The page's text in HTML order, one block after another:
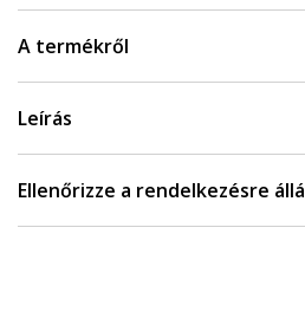
A termékről
Leírás
Ellenőrizze a rendelkezésre